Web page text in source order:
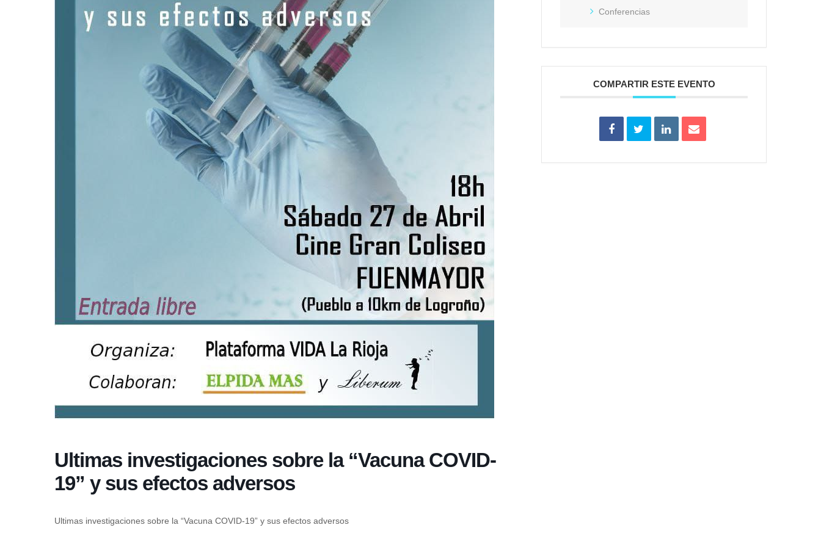
Ultimas investigaciones sobre la “Vacuna COVID-
19” y sus efectos adversos
Ultimas investigaciones sobre la “Vacuna COVID-19” y sus efectos adversos
Conferencias
COMPARTIR ESTE EVENTO